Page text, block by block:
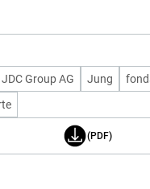
JDC Group AG Jung
(PDF)